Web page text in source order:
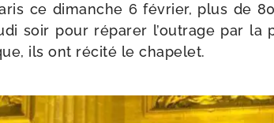
ce dimanche 6 février, plus de
soir pour répa­rer l’outrage par la
ils ont réci­té le chapelet.